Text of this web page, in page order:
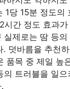
1당 15분 정도의
시간 정도 효과
실제로는 땀 등
. 덧바름을 추천
품목 중 제일 높
의 트러블을 일으